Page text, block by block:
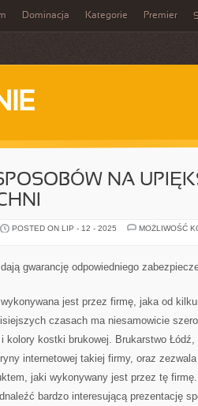
Dominacja Kategorie Premier
NA
POSTED ON LIP - 12 - 2025
MOŻLIWOŚĆ
gwarancję odpowiedniego
jest przez firmę, jaka od
czasach ma niesamowicie
kolory kostki brukowej. Brukarstwo
internetowej takiej firmy, oraz
jaki wykonywany jest przez tę
bardzo interesującą prezentację